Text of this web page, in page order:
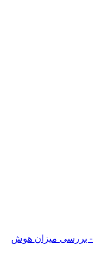
بررسی مقالات شما به وسیله قوی ترین Ai Detector توسط turnitin - بررسی میزان هوش